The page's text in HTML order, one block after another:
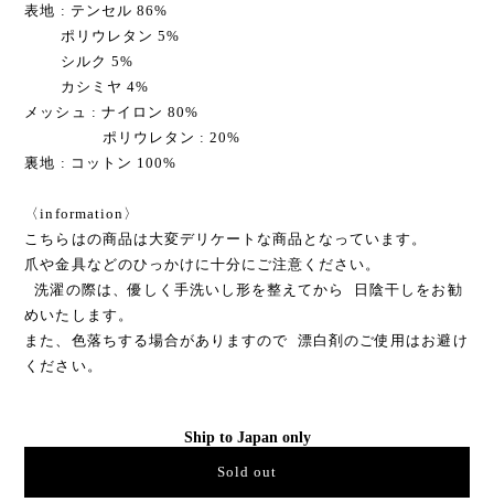
表地 : テンセル 86%
ポリウレタン 5%
シルク 5%
カシミヤ 4%
メッシュ : ナイロン 80%
ポリウレタン : 20%
裏地 : コットン 100%
〈information〉
こちらはの商品は大変デリケートな商品となっています。
爪や金具などのひっかけに十分にご注意ください。
洗濯の際は、優しく手洗いし形を整えてから 日陰干しをお勧
めいたします。
また、色落ちする場合がありますので 漂白剤のご使用はお避け
ください。
Ship to Japan only
Sold out